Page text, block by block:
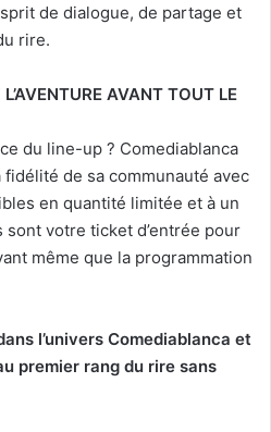
de dialogue, de partage et
rire.
AVANT TOUT LE
du line-up ? Comediablanca
fidélité de sa communauté avec
en quantité limitée et à un
votre ticket d’entrée pour
même que la programmation
l’univers Comediablanca et
premier rang du rire sans